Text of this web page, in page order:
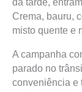
da tarde,
Crema, bauru,
misto quente e
A campanha
parado no
conveniência e